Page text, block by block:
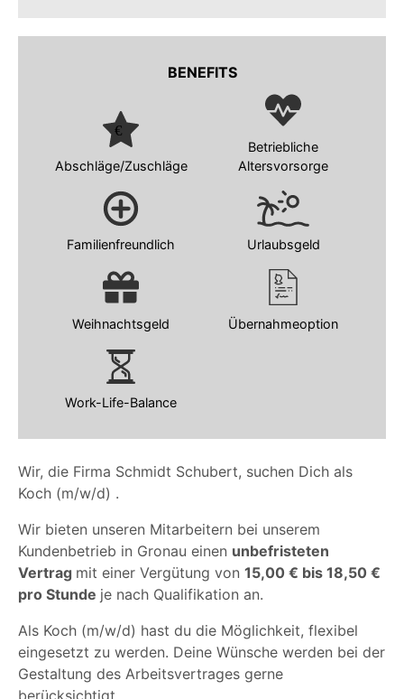
Wir, die Firma Schmidt Schubert, suchen Dich als
Koch (m/w/d) .
Wir bieten unseren Mitarbeitern bei unserem
Kundenbetrieb in Gronau einen unbefristeten
Vertrag mit einer Vergütung von 15,00 € bis 18,50 €
pro Stunde je nach Qualifikation an.
Als Koch (m/w/d) hast du die Möglichkeit, flexibel
eingesetzt zu werden. Deine Wünsche werden bei der
Gestaltung des Arbeitsvertrages gerne
BENEFITS
Abschläge/Zuschläge
Betriebliche
Altersvorsorge
Familienfreundlich Urlaubsgeld
Weihnachtsgeld Übernahmeoption
Work-Life-Balance